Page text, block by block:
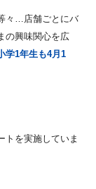
々…店舗ごとにバ
の興味関心を広
学1年生も4月1
トを実施していま